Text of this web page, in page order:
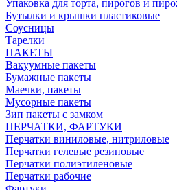
Упаковка для торта, пирогов и
Бутылки и крышки пластиковые
Соусницы
Тарелки
ПАКЕТЫ
Вакуумные пакеты
Бумажные пакеты
Маечки, пакеты
Мусорные пакеты
Зип пакеты с замком
ПЕРЧАТКИ, ФАРТУКИ
Перчатки виниловые, нитриловые
Перчатки гелевые резиновые
Перчатки полиэтиленовые
Перчатки рабочие